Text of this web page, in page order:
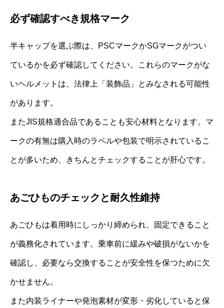
必ず確認すべき規格マーク
半キャップを選ぶ際は、PSCマークかSGマークがつい
ているかを必ず確認してください。これらのマークがな
いヘルメットは、法律上「装飾品」とみなされる可能性
があります。
またJIS規格適合品であることも安心材料となります。マ
ークの有無は購入時のラベルや包装で明示されているこ
とが多いため、きちんとチェックすることが肝心です。
あごひものチェックと耐久性維持
あごひもは着用時にしっかり締められ、固定できること
が義務化されています。乗車前に緩みや破損がないかを
確認し、必要なら交換することが安全性を保つために欠
かせません。
また内装ライナーや発泡素材が変形・劣化していると保